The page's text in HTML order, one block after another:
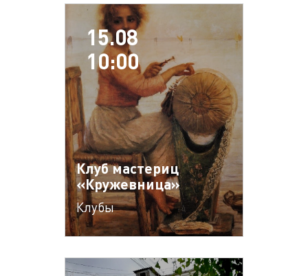
15.08
10:00
Клуб мастериц
«Кружевница»
Клубы